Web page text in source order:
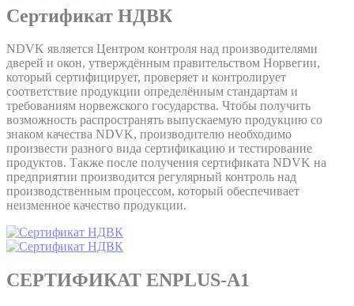
Сертификат НДВК
NDVK является Центром контроля над производителями
дверей и окон, утверждённым правительством Норвегии,
который сертифицирует, проверяет и контролирует
соответствие продукции определённым стандартам и
требованиям норвежского государства. Чтобы получить
возможность распространять выпускаемую продукцию со
знаком качества NDVK, производителю необходимо
произвести разного вида сертификацию и тестирование
продуктов. Также после получения сертификата NDVK на
предприятии производится регулярный контроль над
производственным процессом, который обеспечивает
неизменное качество продукции.
СЕРТИФИКАТ ENPLUS-A1